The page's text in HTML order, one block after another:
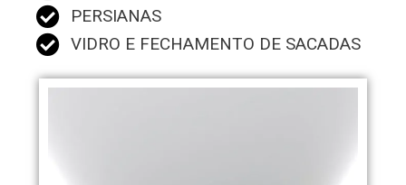
PERSIANAS
VIDRO E FECHAMENTO DE SACADAS